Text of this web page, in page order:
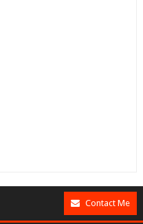
Contact Me